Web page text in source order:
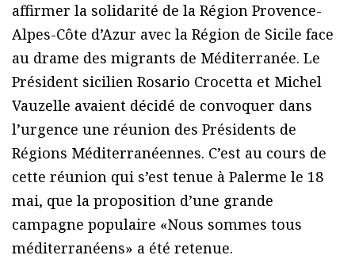
affirmer la solidarité de la Région Provence-
Alpes-Côte d’Azur avec la Région de Sicile face
au drame des migrants de Méditerranée. Le
Président sicilien Rosario Crocetta et Michel
Vauzelle avaient décidé de convoquer dans
l’urgence une réunion des Présidents de
Régions Méditerranéennes. C’est au cours de
cette réunion qui s’est tenue à Palerme le 18
mai, que la proposition d’une grande
campagne populaire «Nous sommes tous
méditerranéens» a été retenue.